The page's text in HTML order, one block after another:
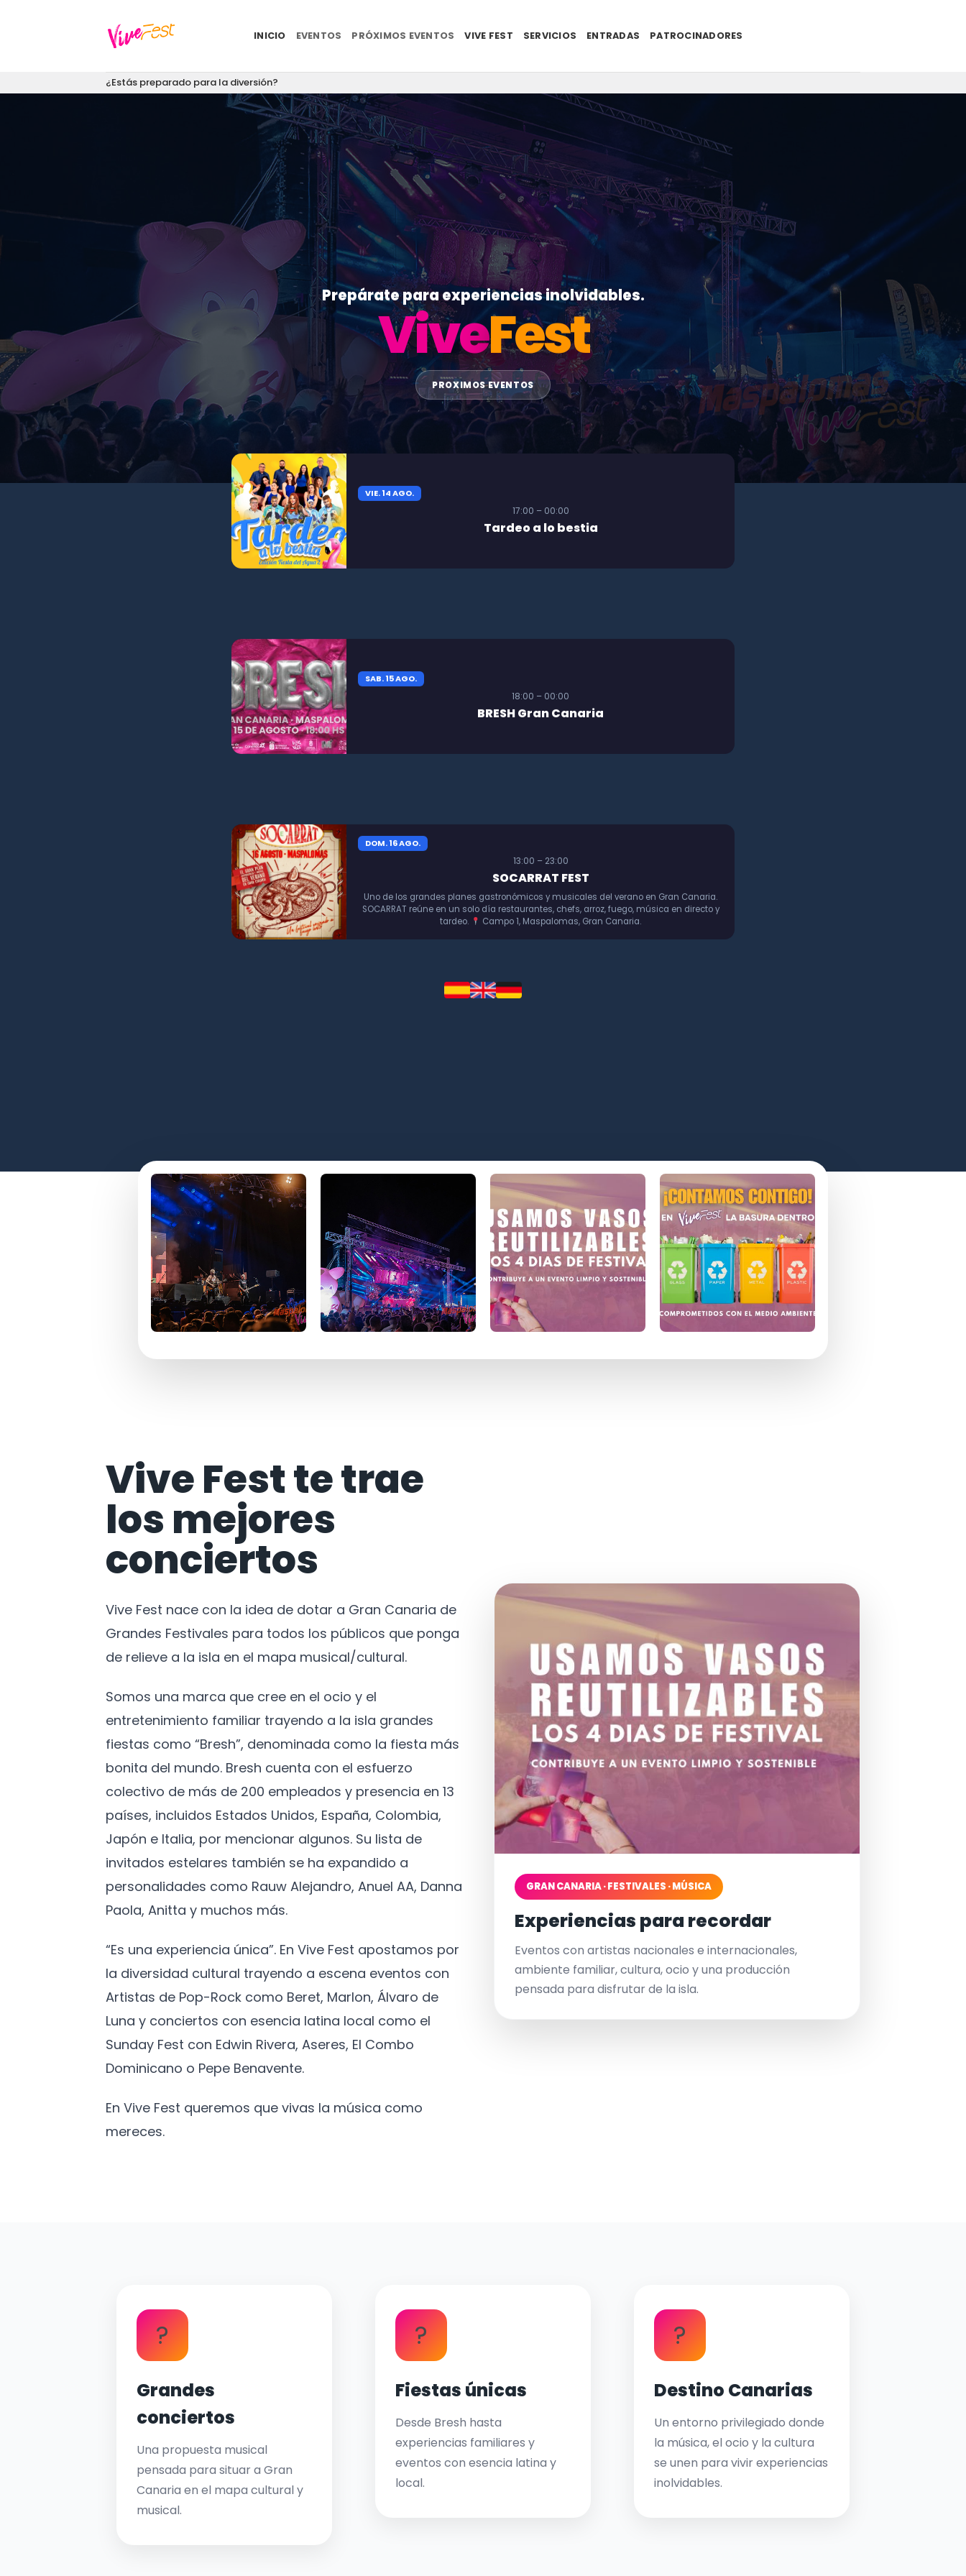
INICIO EVENTOS PRÓXIMOS EVENTOS VIVE FEST SERVICIOS ENTRADAS PATROCINADORES
¿Estás preparado para la diversión?
Prepárate para experiencias inolvidables.
ViveFest
PROXIMOS EVENTOS
VIE. 14 AGO.
17:00 – 00:00
Tardeo a lo bestia
SAB. 15 AGO.
18:00 – 00:00
BRESH Gran Canaria
DOM. 16 AGO.
13:00 – 23:00
SOCARRAT FEST
Uno de los grandes planes gastronómicos y musicales del verano en Gran Canaria.
SOCARRAT reúne en un solo día restaurantes, chefs, arroz, fuego, música en directo y
tardeo.
Campo 1, Maspalomas, Gran Canaria.
Vive Fest te trae
los mejores
conciertos
Vive Fest nace con la idea de dotar a Gran Canaria de
Grandes Festivales para todos los públicos que ponga
de relieve a la isla en el mapa musical/cultural.
Somos una marca que cree en el ocio y el
entretenimiento familiar trayendo a la isla grandes
fiestas como “Bresh”, denominada como la fiesta más
bonita del mundo. Bresh cuenta con el esfuerzo
colectivo de más de 200 empleados y presencia en 13
países, incluidos Estados Unidos, España, Colombia,
Japón e Italia, por mencionar algunos. Su lista de
invitados estelares también se ha expandido a
personalidades como Rauw Alejandro, Anuel AA, Danna
Paola, Anitta y muchos más.
“Es una experiencia única”. En Vive Fest apostamos por
la diversidad cultural trayendo a escena eventos con
Artistas de Pop-Rock como Beret, Marlon, Álvaro de
Luna y conciertos con esencia latina local como el
Sunday Fest con Edwin Rivera, Aseres, El Combo
Dominicano o Pepe Benavente.
En Vive Fest queremos que vivas la música como
mereces.
GRAN CANARIA · FESTIVALES · MÚSICA
Experiencias para recordar
Eventos con artistas nacionales e internacionales,
ambiente familiar, cultura, ocio y una producción
pensada para disfrutar de la isla.
?
Grandes
conciertos
Una propuesta musical
pensada para situar a Gran
Canaria en el mapa cultural y
musical.
?
Fiestas únicas
Desde Bresh hasta
experiencias familiares y
eventos con esencia latina y
local.
?
Destino Canarias
Un entorno privilegiado donde
la música, el ocio y la cultura
se unen para vivir experiencias
inolvidables.